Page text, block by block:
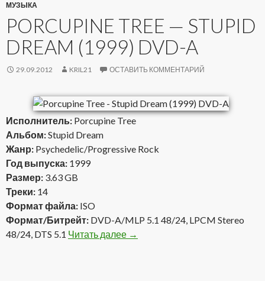
МУЗЫКА
PORCUPINE TREE — STUPID
DREAM (1999) DVD-A
29.09.2012 KRIL21 ОСТАВИТЬ КОММЕНТАРИЙ
Исполнитель: Porcupine Tree
Альбом:Stupid Dream
Жанр: Psychedelic/Progressive Rock
Год выпуска: 1999
Размер: 3.63 GB
Треки: 14
Формат файла: ISO
Формат/Битрейт: DVD-A/MLP 5.1 48/24, LPCM Stereo
48/24, DTS 5.1 Читать далее Porcupine Tree — Stupid Dream
→